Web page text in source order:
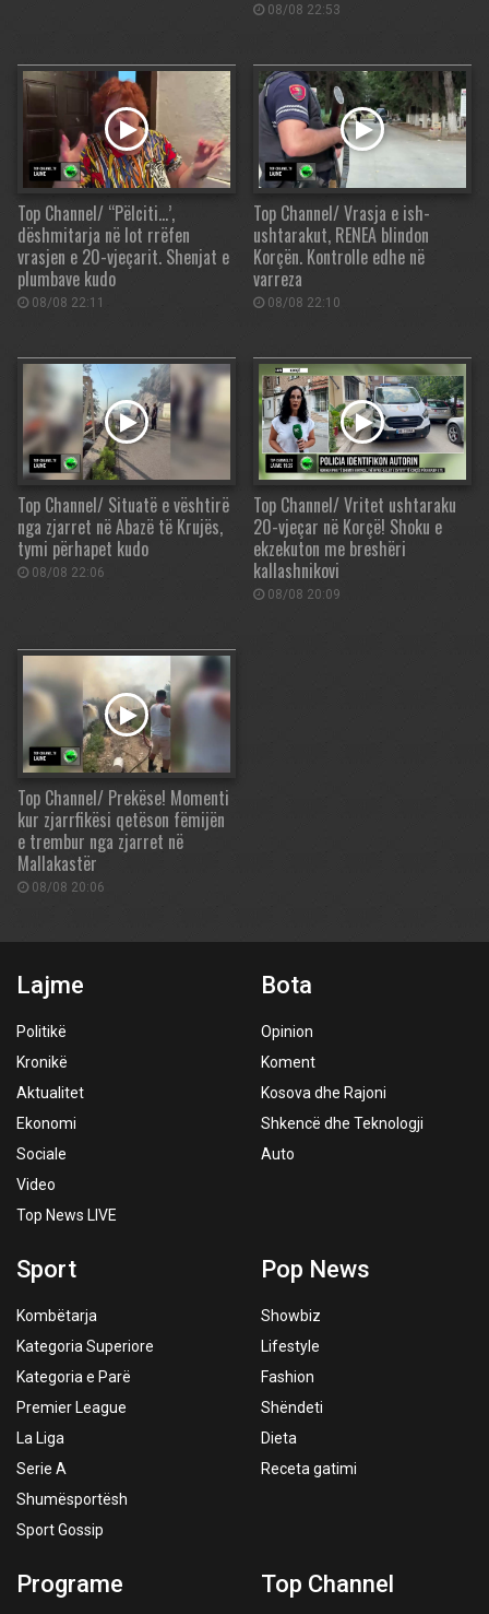
08/08 22:53
Top Channel/ “Pëlciti…’,
dëshmitarja në lot rrëfen
vrasjen e 20-vjeçarit. Shenjat e
plumbave kudo
08/08 22:11
Top Channel/ Vrasja e ish-
ushtarakut, RENEA blindon
Korçën. Kontrolle edhe në
varreza
08/08 22:10
Top Channel/ Situatë e vështirë
nga zjarret në Abazë të Krujës,
tymi përhapet kudo
08/08 22:06
Top Channel/ Vritet ushtaraku
20-vjeçar në Korçë! Shoku e
ekzekuton me breshëri
kallashnikovi
08/08 20:09
Top Channel/ Prekëse! Momenti
kur zjarrfikësi qetëson fëmijën
e trembur nga zjarret në
Mallakastër
08/08 20:06
Lajme
Politikë
Kronikë
Aktualitet
Ekonomi
Sociale
Video
Top News LIVE
Bota
Opinion
Koment
Kosova dhe Rajoni
Shkencë dhe Teknologji
Auto
Sport
Kombëtarja
Kategoria Superiore
Kategoria e Parë
Premier League
La Liga
Serie A
Shumësportësh
Sport Gossip
Pop News
Showbiz
Lifestyle
Fashion
Shëndeti
Dieta
Receta gatimi
Programe Top Channel